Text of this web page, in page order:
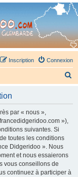
communauté.
Connexion
Inscription
par « nous »,
»),
suivantes. Si
toutes les conditions
Didgeridoo ». Nous
et nous essaierons
vous conseillons de
continuez à participer à